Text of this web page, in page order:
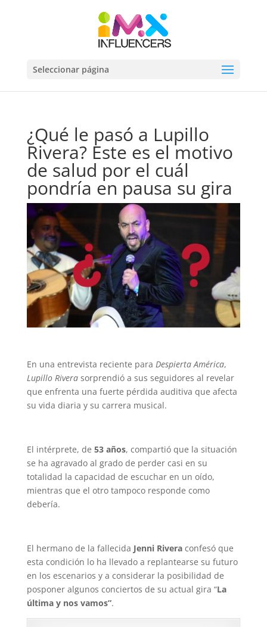
Seleccionar página
¿Qué le pasó a Lupillo
Rivera? Este es el motivo
de salud por el cuál
pondría en pausa su gira
En una entrevista reciente para Despierta América,
Lupillo Riverasorprendió a sus seguidores al revelar
que enfrenta una fuerte pérdida auditiva que afecta
su vida diaria y su carrera musical.
El intérprete, de 53 años, compartió que la situación
se ha agravado al grado de perder casi en su
totalidad la capacidad de escuchar en un oído,
mientras que el otro tampoco responde como
debería.
El hermano de la fallecida Jenni Riveraconfesó que
esta condición lo ha llevado a replantearse su futuro
en los escenarios y a considerar la posibilidad de
posponer algunos conciertos de su actual gira “La
última y nos vamos”.